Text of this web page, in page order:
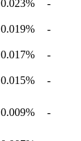
0.023% -
0.019% -
0.017% -
0.015% -
0.009% -